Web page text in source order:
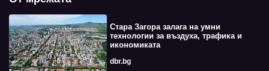
Стара Загора залага на умни
технологии за въздуха, трафика и
икономиката
dbr.bg